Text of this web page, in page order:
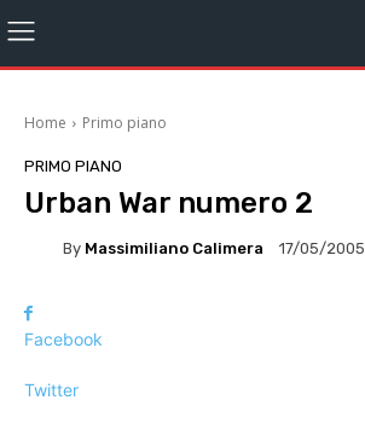
Home Primo piano
PRIMO PIANO
Urban War numero 2
By Massimiliano Calimera 17/05/2005
Facebook
Twitter